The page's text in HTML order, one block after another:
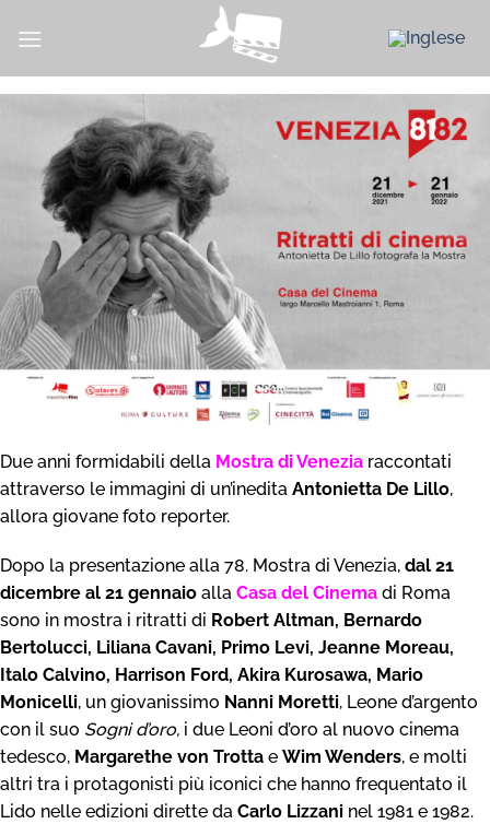
Due anni formidabili della Mostra di Venezia raccontati
attraverso le immagini di un’inedita Antonietta De Lillo,
allora giovane foto reporter.
Dopo la presentazione alla 78. Mostra di Venezia, dal 21
dicembre al 21 gennaio alla Casa del Cinema di Roma
sono in mostra i ritratti di Robert Altman, Bernardo
Bertolucci, Liliana Cavani, Primo Levi, Jeanne Moreau,
Italo Calvino, Harrison Ford, Akira Kurosawa, Mario
Monicelli, un giovanissimo Nanni Moretti, Leone d’argento
con il suo Sogni d’oro, i due Leoni d’oro al nuovo cinema
tedesco, Margarethe von Trotta e Wim Wenders, e molti
altri tra i protagonisti più iconici che hanno frequentato il
Lido nelle edizioni dirette da Carlo Lizzani nel 1981 e 1982.